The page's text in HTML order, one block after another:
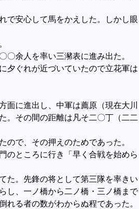
で安心して馬をかえした。しかし眼
余人を率い三瀦表に進み出た。
夕ぐれが近づいていたので立花軍は
に進出し、中軍は薦原（現在大川
。その間の距離は凡そ二〇丁（二二
で、その押えのためであった。
のところに行き「早く合戦を始めら
た。先鋒の将として第三隊を率きい
し、一ノ橋から二ノ橋・三ノ橋まで
る者の数がわからぬ程であった。